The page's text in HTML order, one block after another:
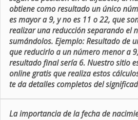
obtiene como resultado un único
es mayor a 9, y no es 11 o 22, que
realizar una reducción separando el
sumándolos. Ejemplo: Resultado de
que reducirlo a un número menor a
resultado final sería 6. Nuestro sitio
online gratis que realiza estos
te da detalles completos del
La importancia de la fecha de